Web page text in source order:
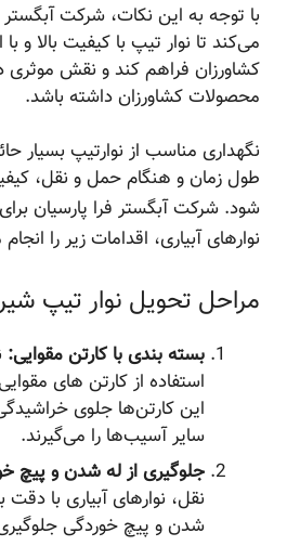
با توجه به این نکات، شرکت آبگستر
می‌کند تا نوار تیپ با کیفیت بالا و با
کشاورزان فراهم کند و نقش موثری در
محصولات کشاورزان داشته باشد.
نگهداری مناسب از نوارتیپ بسیار
طول زمان و هنگام حمل و نقل، کیفیت
شود. شرکت آبگستر فرا پارسیان برای
نوارهای آبیاری، اقدامات زیر را انجام
مراحل تحویل نوار تیپ
بسته بندی با کارتن مقوایی:
استفاده از کارتن های
این کارتن‌ها جلوی
سایر آسیب‌ها را می‌گیرند.
جلوگیری از له شدن و پیچ
نقل، نوارهای آبیاری با دقت
شدن و پیچ خوردگی جلوگیری